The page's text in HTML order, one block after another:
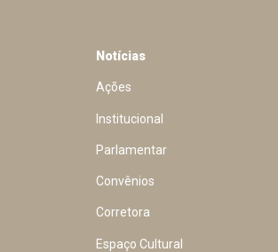
Notícias
Ações
Institucional
Parlamentar
Convênios
Corretora
Espaço Cultural